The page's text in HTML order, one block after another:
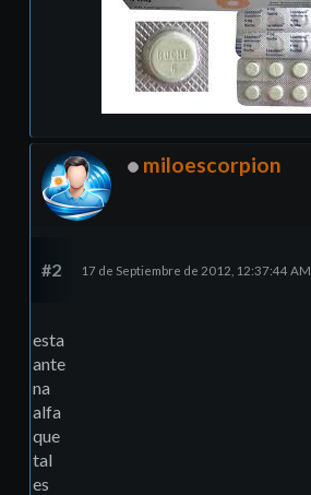
miloescorpion
#2 17 de Septiembre de 2012, 12:37:44 AM
esta
ante
na
alfa
que
tal
es